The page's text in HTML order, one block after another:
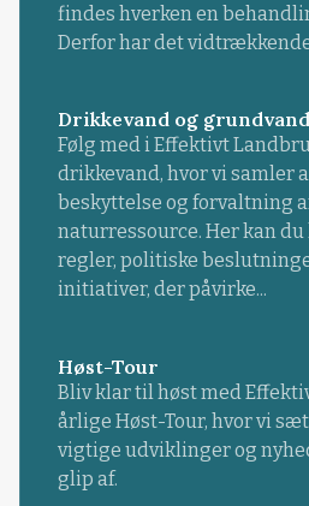
findes hverken en
Derfor har det vidtrækkende
Drikkevand og grundvand
Følg med i Effektivt
drikkevand, hvor vi samler
beskyttelse og forvaltning
naturressource. Her kan
regler, politiske
initiativer, der påvirke...
Høst-Tour
Bliv klar til høst med
årlige Høst-Tour, hvor vi
vigtige udviklinger og
glip af.